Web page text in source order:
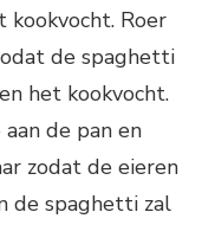
kookvocht. Roer
de spaghetti
het kookvocht.
de pan en
zodat de eieren
de spaghetti zal